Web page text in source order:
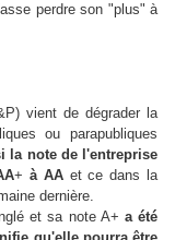
perdre son "plus" à
vient de dégrader la
ou parapubliques
la note de l'entreprise
+ à AAet ce dans la
dernière.
et sa note A+ a été